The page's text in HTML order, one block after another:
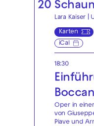
20
Lara Kaiser |
Karten
iCal
18:30
Oper in
von
Piave und